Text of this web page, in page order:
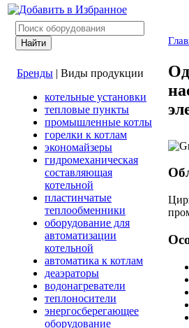
Бренды | Виды продукции
котельные установки
тепловые пункты
промышленные котлы
горелки к котлам
экономайзеры
гидромеханическая
составляющая
котельной
пластинчатые
теплообменники
оборудование для
автоматизации
котельной
автоматика к котлам
деаэраторы
водонагреватели
теплоносители
энергосберегающее
оборудование